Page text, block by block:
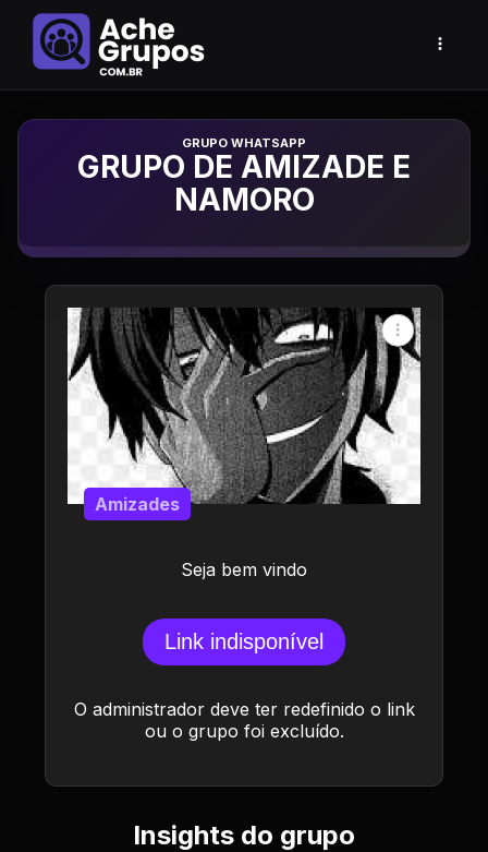
Grupo de Whatsapp
GRUPO DE AMIZADE E
NAMORO
Seja bem vindo
Amizades
Link indisponível
O administrador deve ter redefinido o link
ou o grupo foi excluído.
Insights do grupo